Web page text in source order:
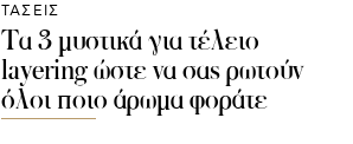
ΤΑΣΕΙΣ
Τα 3 μυστικά για τέλειο
layering ώστε να σας ρωτούν
όλοι ποιο άρωμα φοράτε